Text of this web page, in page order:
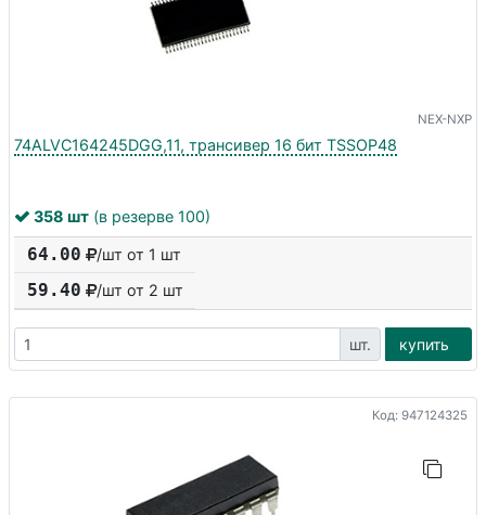
NEX-NXP
74ALVC164245DGG,11, трансивер 16 бит TSSOP48
358 шт (в резерве 100)
64.00 /шт от 1 шт
59.40 /шт от 2 шт
шт. купить
Код: 947124325